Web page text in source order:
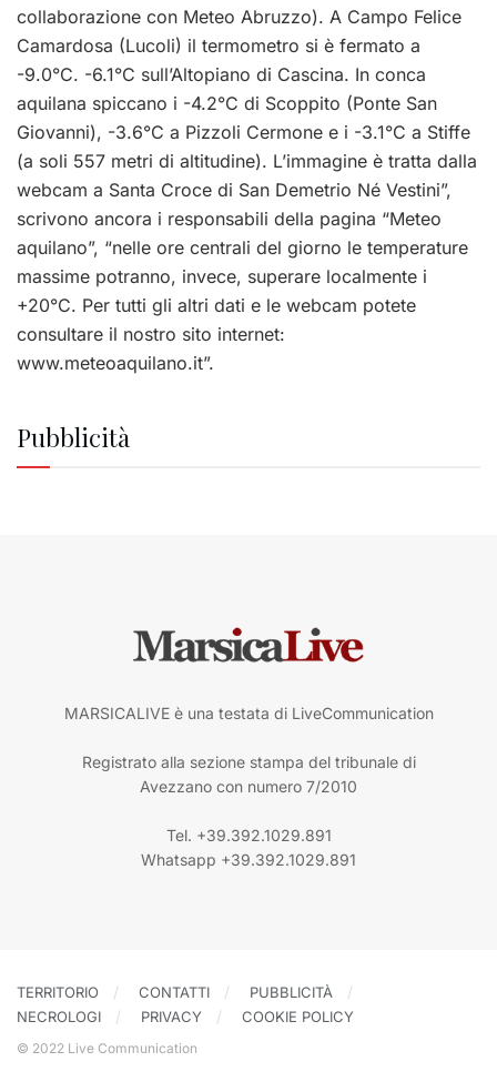
collaborazione con Meteo Abruzzo). A Campo Felice
Camardosa (Lucoli) il termometro si è fermato a
-9.0°C. -6.1°C sull’Altopiano di Cascina. In conca
aquilana spiccano i -4.2°C di Scoppito (Ponte San
Giovanni), -3.6°C a Pizzoli Cermone e i -3.1°C a Stiffe
(a soli 557 metri di altitudine). L’immagine è tratta dalla
webcam a Santa Croce di San Demetrio Né Vestini”,
scrivono ancora i responsabili della pagina “Meteo
aquilano”, “nelle ore centrali del giorno le temperature
massime potranno, invece, superare localmente i
+20°C. Per tutti gli altri dati e le webcam potete
consultare il nostro sito internet:
www.meteoaquilano.it”.
Pubblicità
MARSICALIVE è una testata di LiveCommunication
Registrato alla sezione stampa del tribunale di
Avezzano con numero 7/2010
Tel. +39.392.1029.891
Whatsapp +39.392.1029.891
TERRITORIO CONTATTI
PUBBLICITÀ
NECROLOGI
PRIVACY COOKIE POLICY
© 2022 Live Communication